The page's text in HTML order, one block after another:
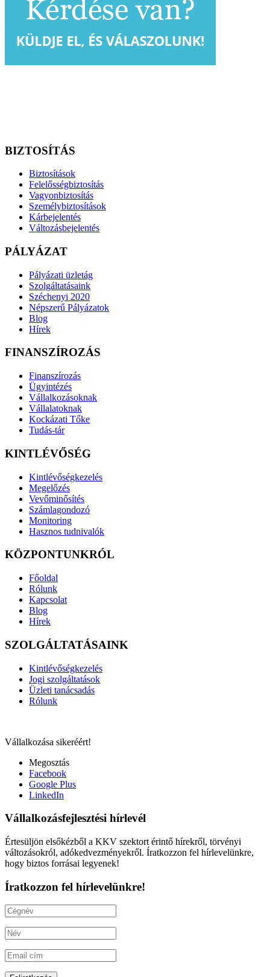
BIZTOSÍTÁS
Biztosítások
Felelősségbiztosítás
Vagyonbiztosítás
Személybiztosítások
Kárbejelentés
Változásbejelentés
PÁLYÁZAT
Pályázati üzletág
Szolgáltatásaink
Széchenyi 2020
Népszerű Pályázatok
Blog
Hírek
FINANSZÍROZÁS
Finanszírozás
Ügyintézés
Vállalkozásoknak
Vállalatoknak
Kockázati Tőke
Tudás-tár
KINTLÉVŐSÉG
Kintlévőségkezelés
Megelőzés
Vevőminősítés
Számlagondozó
Monitoring
Hasznos tudnivalók
KÖZPONTUNKRÓL
Főoldal
Rólunk
Kapcsolat
Blog
Hírek
SZOLGÁLTATÁSAINK
Kintlévőségkezelés
Jogi szolgáltatások
Üzleti tanácsadás
Rólunk
Vállalkozása sikeréért!
Megosztás
Facebook
Google Plus
LinkedIn
Vállalkozásfejlesztési hírlevél
Értesüljön elsőkézből a KKV szektort érintő hírekről, törvényi
változásokról, adókedvezményekről. Íratkozzon fel hírlevelünkre,
hogy biztos forrásai legyenek!
Íratkozzon fel hírlevelünkre!